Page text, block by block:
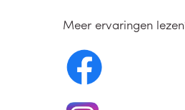
Meer ervaringen